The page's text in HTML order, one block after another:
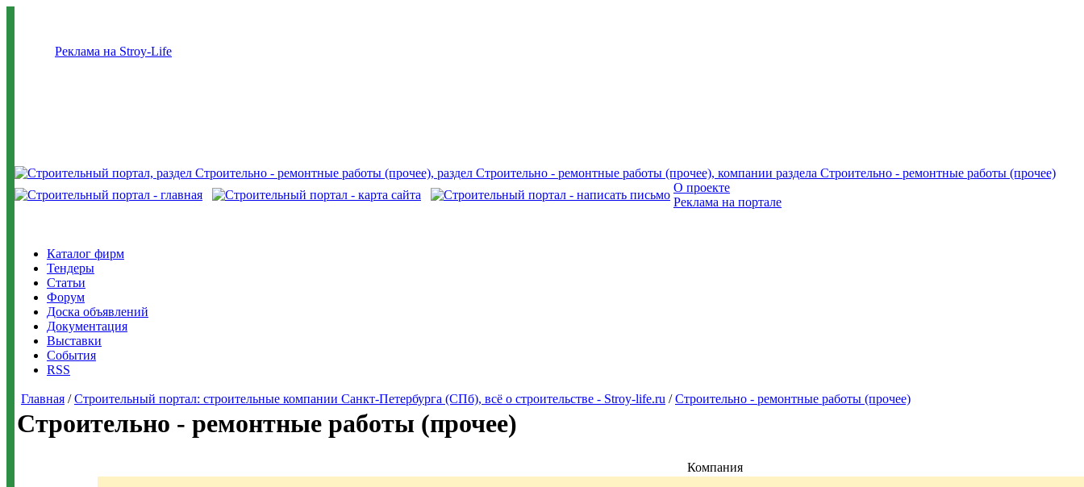
Реклама на Stroy-Life
О проекте
Реклама на портале
Каталог фирм
Тендеры
Статьи
Форум
Доска объявлений
Документация
Выставки
События
RSS
Главная /Строительный портал: строительные компании Санкт-Петербурга (СПб), всё о строительстве - Stroy-life.ru /Строительно - ремонтные работы (прочее)
Строительно - ремонтные работы (прочее)
Компания